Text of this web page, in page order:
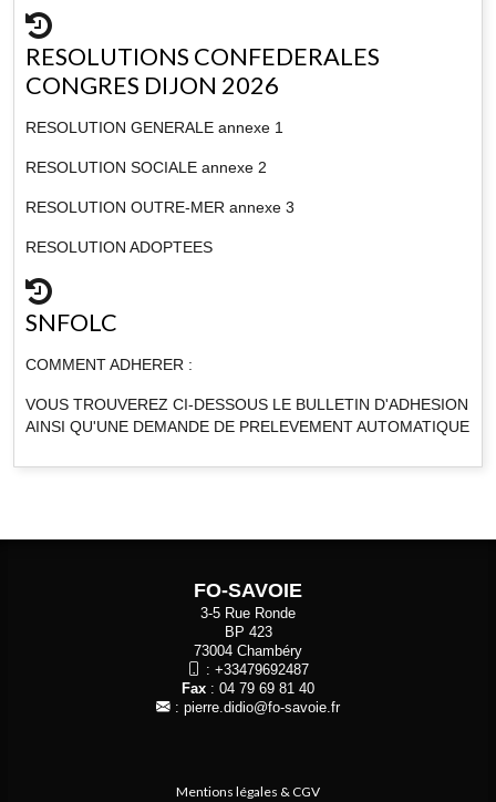
RESOLUTIONS CONFEDERALES
CONGRES DIJON 2026
RESOLUTION GENERALE annexe 1
RESOLUTION SOCIALE annexe 2
RESOLUTION OUTRE-MER annexe 3
RESOLUTION ADOPTEES
SNFOLC
COMMENT ADHERER :
VOUS TROUVEREZ CI-DESSOUS LE BULLETIN D'ADHESION
AINSI QU'UNE DEMANDE DE PRELEVEMENT AUTOMATIQUE
FO-SAVOIE
3-5 Rue Ronde
BP 423
73004 Chambéry
: +33479692487
Fax : 04 79 69 81 40
: pierre.didio@fo-savoie.fr
Mentions légales & CGV